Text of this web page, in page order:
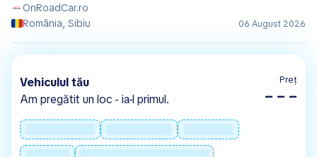
OnRoadCar.ro
România, Sibiu
06 August 2026
Vehiculul tău
Am pregătit un loc - ia-l primul.
Preț
– – –